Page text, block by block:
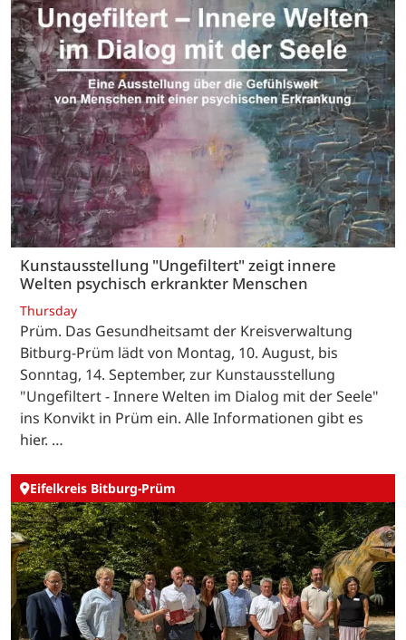
Kunstausstellung "Ungefiltert" zeigt innere
Welten psychisch erkrankter Menschen
Thursday
Prüm. Das Gesundheitsamt der Kreisverwaltung
Bitburg-Prüm lädt von Montag, 10. August, bis
Sonntag, 14. September, zur Kunstausstellung
"Ungefiltert - Innere Welten im Dialog mit der Seele"
ins Konvikt in Prüm ein. Alle Informationen gibt es
hier. …
Eifelkreis Bitburg-Prüm